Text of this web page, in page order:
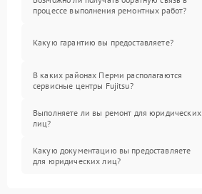
процессе выполнения ремонтных работ?
Какую гарантию вы предоставляете?
В каких районах Перми располагаются
сервисные центры Fujitsu?
Выполняете ли вы ремонт для юридических
лиц?
Какую документацию вы предоставляете
для юридических лиц?